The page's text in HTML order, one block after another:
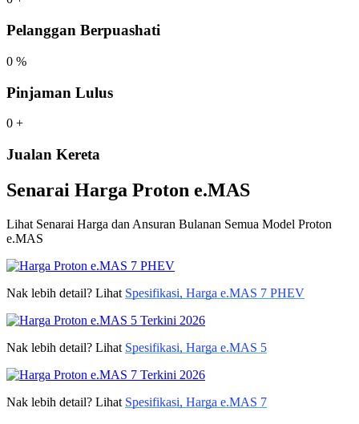
Pelanggan Berpuashati
0 %
Pinjaman Lulus
0 +
Jualan Kereta
Senarai Harga Proton e.MAS
Lihat Senarai Harga dan Ansuran Bulanan Semua Model Proton
e.MAS
Nak lebih detail? Lihat Spesifikasi, Harga e.MAS 7 PHEV
Nak lebih detail? Lihat Spesifikasi, Harga e.MAS 5
Nak lebih detail? Lihat Spesifikasi, Harga e.MAS 7